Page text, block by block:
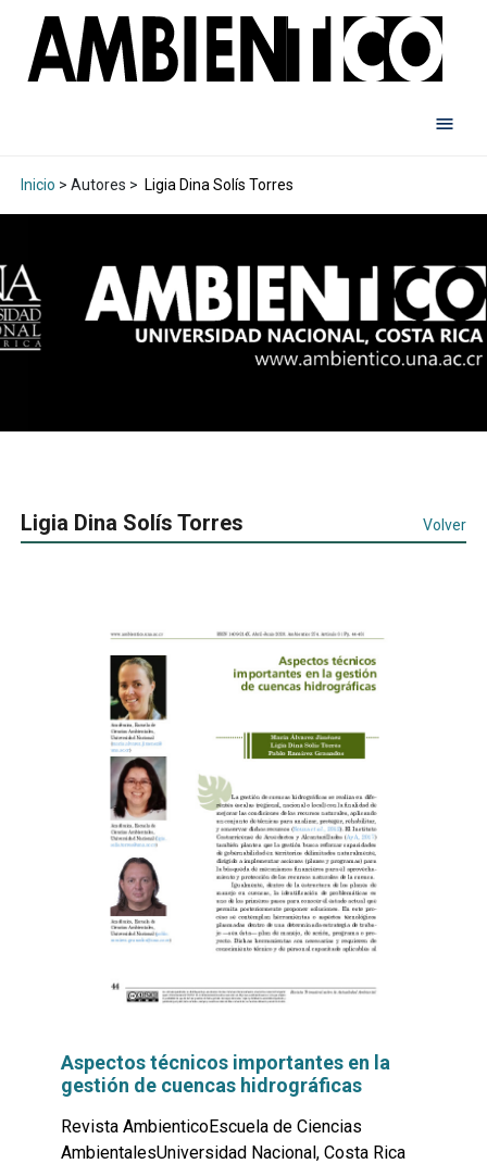
Inicio > Autores > Ligia Dina Solís Torres
Ligia Dina Solís Torres Volver
Aspectos técnicos importantes en la
gestión de cuencas hidrográficas
Revista AmbienticoEscuela de Ciencias
AmbientalesUniversidad Nacional, Costa Rica